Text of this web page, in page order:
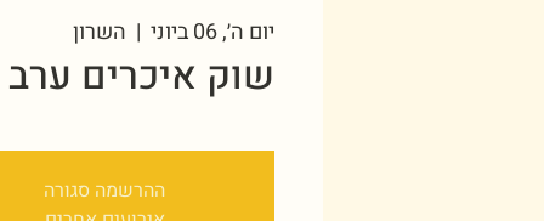
יום ה׳, 06 ביוני
  |
השרון
שוק איכרים
ההרשמה סגורה